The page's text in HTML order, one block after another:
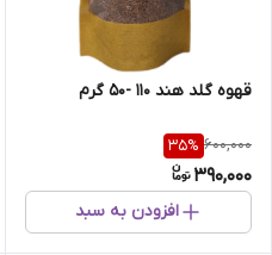
قهوه گلد هند 110 -50 گرم
600,000
35%
390,000
افزودن به سبد